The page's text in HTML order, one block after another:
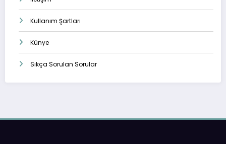
Kullanım Şartları
Künye
Sıkça Sorulan Sorular